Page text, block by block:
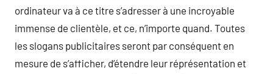
ordinateur va à ce titre s’adresser à une incroyable
immense de clientèle, et ce, n’importe quand. Toutes
les slogans publicitaires seront par conséquent en
mesure de s’afficher, d’étendre leur réprésentation et